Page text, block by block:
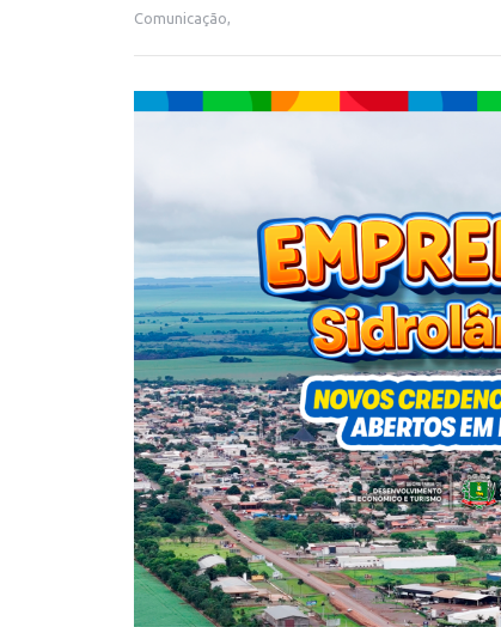
Comunicação,